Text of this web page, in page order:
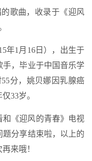
歌曲，收录于《迎风
年1月16日），出生于
，毕业于中国音乐学
分，姚贝娜因乳腺癌
33岁。
《迎风的青春》电视
分享结束啦，以上的
来哦！